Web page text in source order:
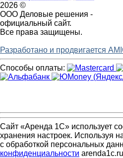
2026 ©
ООО Деловые решения -
официальный сайт.
Все права защищены.
Разработано и продвигается
Способы оплаты:
Сайт «Аренда 1С» использует
хранения настроек. Используя
с обработкой персональных
конфиденциальности